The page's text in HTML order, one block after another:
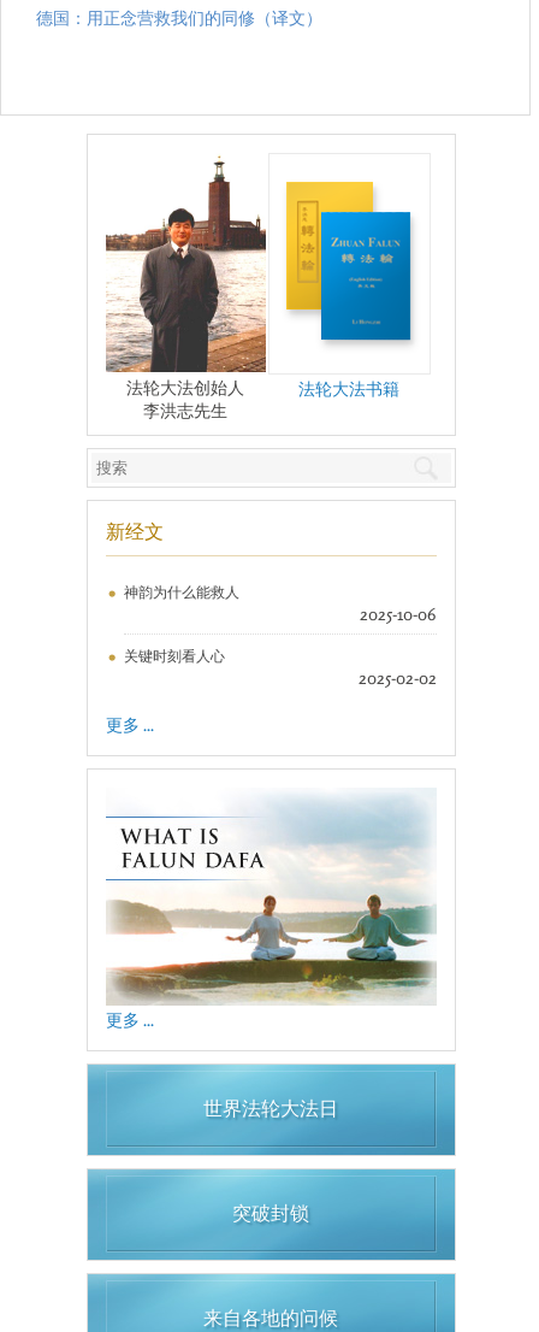
德国：用正念营救我们的同修（译文）
法轮大法创始人
李洪志先生
法轮大法书籍
新经文
神韵为什么能救人
2025-10-06
关键时刻看人心
2025-02-02
更多 ...
更多 ...
世界法轮大法日
突破封锁
来自各地的问候